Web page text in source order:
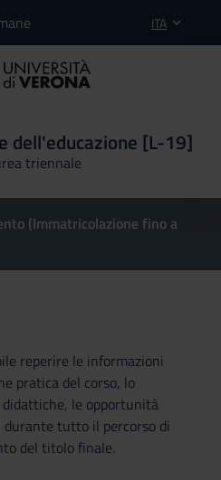
ITA
dell'educazione [L-19]
triennale
(Immatricolazione fino a
reperire le informazioni
pratica del corso, lo
le opportunità
tutto il percorso di
del titolo finale.